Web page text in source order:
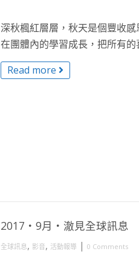
深秋楓紅層層，秋天是個豐收
在團體內的學習成長，把所有
Read more
2017・9月・澈見全球訊息
全球訊息, 影音, 活動報導 | 0 Comments